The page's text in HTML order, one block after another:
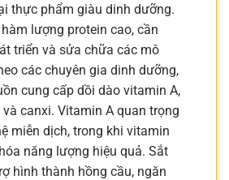
thực phẩm giàu dinh dưỡng.
lượng protein cao, cần
triển và sửa chữa các mô
các chuyên gia dinh dưỡng,
cung cấp dồi dào vitamin A,
và canxi. Vitamin A quan trọng
miễn dịch, trong khi vitamin
năng lượng hiệu quả. Sắt
hình thành hồng cầu, ngăn